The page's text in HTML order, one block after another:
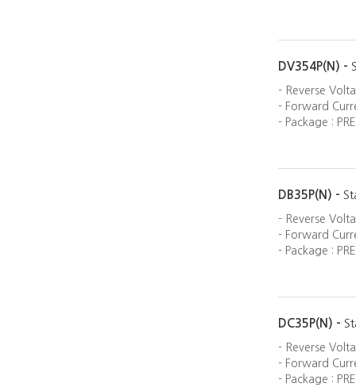
DV354P(N) -
- Reverse
- Forward
- Package :
DB35P(N) -
- Reverse
- Forward
- Package :
DC35P(N) -
- Reverse
- Forward
- Package :